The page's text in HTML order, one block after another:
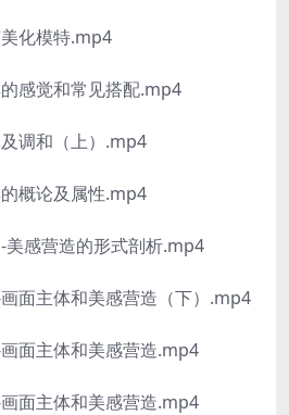
化模特.mp4
感觉和常见搭配.mp4
调和（上）.mp4
概论及属性.mp4
美感营造的形式剖析.mp4
面主体和美感营造（下）.mp4
面主体和美感营造.mp4
面主体和美感营造.mp4